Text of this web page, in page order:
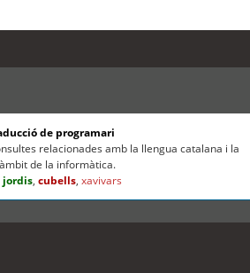
de programari
relacionades amb la llengua catalana i la
de la informàtica.
jordis,cubells,xavivars